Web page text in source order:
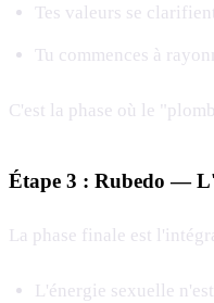
Tes valeurs se
Tu commences à
C'est la phase où le
Étape 3 : Rubedo —
La phase finale est
L'énergie sexuelle